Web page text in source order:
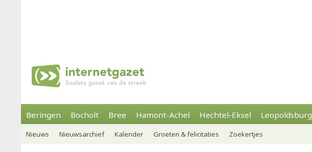
Beringen Bocholt Bree Hamont-Achel Hechtel-Eksel Leopoldsburg
Nieuws Nieuwsarchief Kalender Groeten & felicitaties Zoekertjes